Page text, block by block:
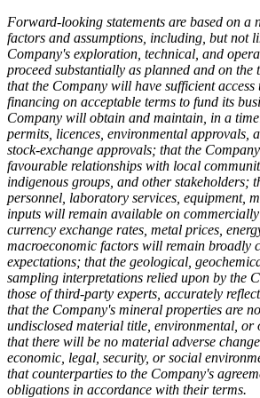
Forward-looking statements are based on a
factors and assumptions, including, but not
Company's exploration, technical, and
proceed substantially as planned and on the
that the Company will have sufficient
financing on acceptable terms to fund its
Company will obtain and maintain, in a
permits, licences, environmental approvals,
stock-exchange approvals; that the
favourable relationships with local
indigenous groups, and other stakeholders;
personnel, laboratory services, equipment,
inputs will remain available on
currency exchange rates, metal prices,
macroeconomic factors will remain broadly
expectations; that the geological,
sampling interpretations relied upon by the
those of third-party experts, accurately
that the Company's mineral properties are
undisclosed material title, environmental, or
that there will be no material adverse
economic, legal, security, or social
that counterparties to the Company's
obligations in accordance with their terms.